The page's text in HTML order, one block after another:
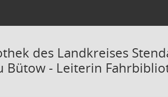
des Landkreises
Bütow - Leiterin